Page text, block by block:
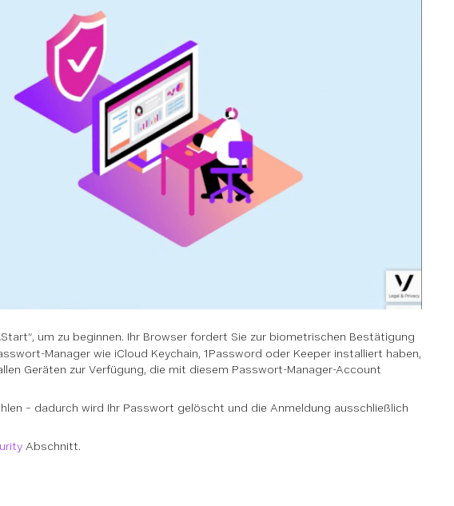
um zu beginnen. Ihr Browser fordert Sie zur biometrischen Bestätigung
Manager wie iCloud Keychain, 1Password oder Keeper installiert haben,
Geräten zur Verfügung, die mit diesem Passwort-Manager-Account
– dadurch wird Ihr Passwort gelöscht und die Anmeldung ausschließlich
Abschnitt.